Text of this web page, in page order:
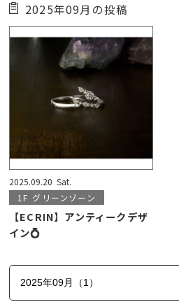
2025年09月の投稿
2025.09.20 Sat.
1F グリーンゾーン
【ECRIN】アンティークデザ
イン💍